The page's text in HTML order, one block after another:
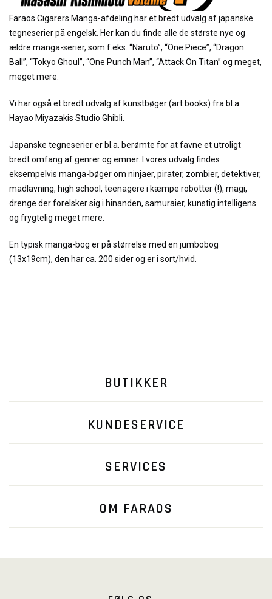
Faraos Cigarers Manga-afdeling har et bredt udvalg af japanske
tegneserier på engelsk. Her kan du finde alle de største nye og
ældre manga-serier, som f.eks. “Naruto”, “One Piece”, “Dragon
Ball”, “Tokyo Ghoul”, “One Punch Man”, “Attack On Titan” og meget,
meget mere.
Vi har også et bredt udvalg af kunstbøger (art books) fra bl.a.
Hayao Miyazakis Studio Ghibli.
Japanske tegneserier er bl.a. berømte for at favne et utroligt
bredt omfang af genrer og emner. I vores udvalg findes
eksempelvis manga-bøger om ninjaer, pirater, zombier, detektiver,
madlavning, high school, teenagere i kæmpe robotter (!), magi,
drenge der forelsker sig i hinanden, samuraier, kunstig intelligens
og frygtelig meget mere.
En typisk manga-bog er på størrelse med en jumbobog
(13x19cm), den har ca. 200 sider og er i sort/hvid.
BUTIKKER
KUNDESERVICE
SERVICES
OM FARAOS